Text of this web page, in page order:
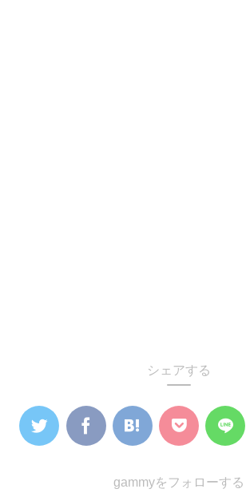
シェアする
gammyをフォローする